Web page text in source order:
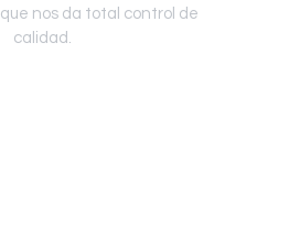
que nos da total control de
calidad.